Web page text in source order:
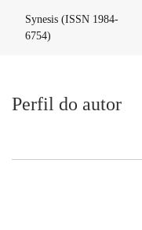
Synesis (ISSN 1984-
6754)
Perfil do autor